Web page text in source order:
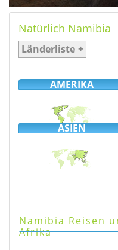
Natürlich Namibia
Länderliste
AMERIKA
ASIEN
Namibia Reisen
Afrika